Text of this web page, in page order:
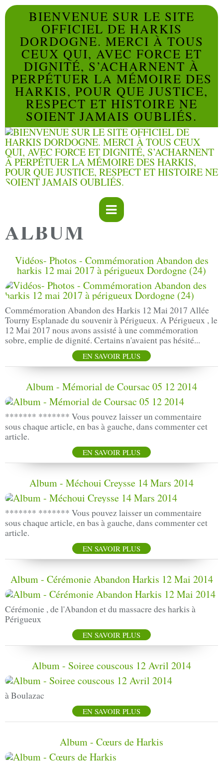
BIENVENUE SUR LE SITE
OFFICIEL DE HARKIS
DORDOGNE. MERCI À TOUS
CEUX QUI, AVEC FORCE ET
DIGNITÉ, S’ACHARNENT À
PERPÉTUER LA MÉMOIRE DES
HARKIS, POUR QUE JUSTICE,
RESPECT ET HISTOIRE NE
SOIENT JAMAIS OUBLIÉS.
ALBUM
Vidéos- Photos - Commémoration Abandon des
harkis 12 mai 2017 à périgueux Dordogne (24)
Commémoration Abandon des Harkis 12 Mai 2017 Allée
Tourny Esplanade du souvenir à Périgueux. A Périgueux , le
12 Mai 2017 nous avons assisté à une commémoration
sobre, emplie de dignité. Certains n'avaient pas hésité...
EN SAVOIR PLUS
Album - Mémorial de Coursac 05 12 2014
******* ******* Vous pouvez laisser un commentaire
sous chaque article, en bas à gauche, dans commenter cet
article.
EN SAVOIR PLUS
Album - Méchoui Creysse 14 Mars 2014
******* ******* Vous pouvez laisser un commentaire
sous chaque article, en bas à gauche, dans commenter cet
article.
EN SAVOIR PLUS
Album - Cérémonie Abandon Harkis 12 Mai 2014
Cérémonie , de l'Abandon et du massacre des harkis à
Périgueux
EN SAVOIR PLUS
Album - Soiree couscous 12 Avril 2014
à Boulazac
EN SAVOIR PLUS
Album - Cœurs de Harkis